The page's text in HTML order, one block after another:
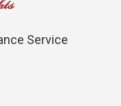
Service